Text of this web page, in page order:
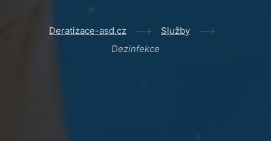
Deratizace-asd.cz
Služby
Dezinfekce